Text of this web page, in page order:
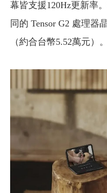
幕皆支援120Hz更新率
同的 Tensor G2 處理器
（約合台幣5.52萬元）。